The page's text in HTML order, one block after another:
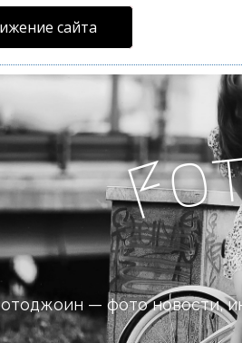
сайта
Fo
— фото новости,